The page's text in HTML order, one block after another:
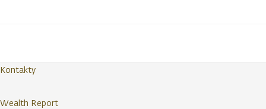
Kontakty
Wealth Report